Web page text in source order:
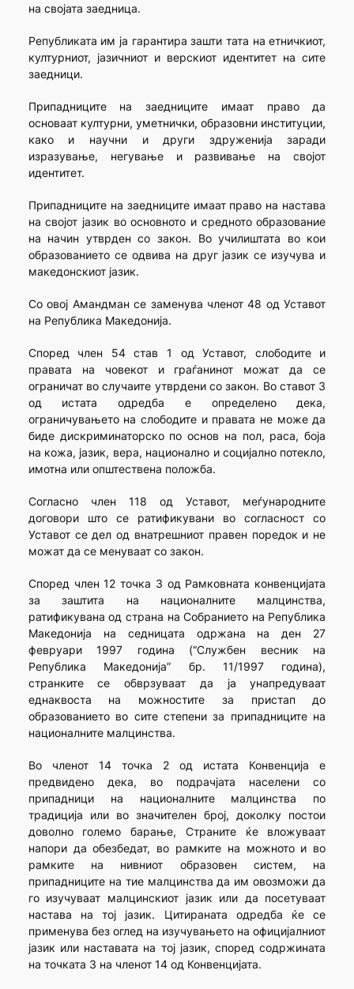
на својата заедница.
Републиката им ја гарантира зашти тата на етничкиот,
културниот, јазичниот и верскиот идентитет на сите
заедници.
Припадниците на заедниците имаат право да
основаат културни, уметнички, образовни институции,
како и научни и други здруженија заради
изразување, негување и развивање на својот
идентитет.
Припадниците на заедниците имаат право на настава
на својот јазик во основното и средното образование
на начин утврден со закон. Во училиштата во кои
образованието се одвива на друг јазик се изучува и
македонскиот јазик.
Со овој Амандман се заменува членот 48 од Уставот
на Република Македонија.
Според член 54 став 1 од Уставот, слободите и
правата на човекот и граѓанинот можат да се
ограничат во случаите утврдени со закон. Во ставот 3
од истата одредба е определено дека,
ограничувањето на слободите и правата не може да
биде дискриминаторско по основ на пол, раса, боја
на кожа, јазик, вера, национално и социјално потекло,
имотна или општествена положба.
Согласно член 118 од Уставот, меѓународните
договори што се ратификувани во согласност со
Уставот се дел од внатрешниот правен поредок и не
можат да се менуваат со закон.
Според член 12 точка 3 од Рамковната конвенцијата
за заштита на националните малцинства,
ратификувана од страна на Собранието на Република
Македонија на седницата одржана на ден 27
февруари 1997 година (“Службен весник на
Република Македонија” бр. 11/1997 година),
странките се обврзуваат да ја унапредуваат
еднаквоста на можностите за пристап до
образованието во сите степени за припадниците на
националните малцинства.
Во членот 14 точка 2 од истата Конвенција е
предвидено дека, во подрачјата населени со
припадници на националните малцинства по
традиција или во значителен број, доколку постои
доволно големо барање, Страните ќе вложуваат
напори да обезбедат, во рамките на можното и во
рамките на нивниот образовен систем, на
припадниците на тие малцинства да им овозможи да
го изучуваат малцинскиот јазик или да посетуваат
настава на тој јазик. Цитираната одредба ќе се
применува без оглед на изучувањето на официјалниот
јазик или наставата на тој јазик, според содржината
на точката 3 на членот 14 од Конвенцијата.